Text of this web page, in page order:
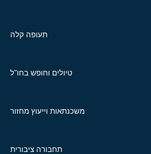
תעופה קלה
טיולים וחופש בחו"ל
משכנתאות וייעוץ מחזור
תחבורה ציבורית